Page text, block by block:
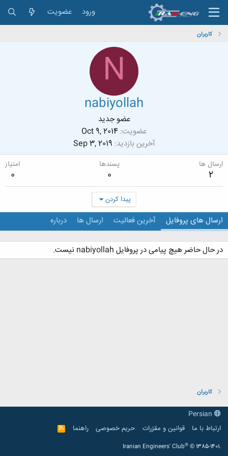
ورود عضویت
کاربران
N
nabiyollah
عضو جدید
عضویت Oct 9, 2014
آخرین بازدید Sep 3, 2019
ارسال ها
2
پسندها
0
امتیاز
0
پیدا کردن
ارسال های پروفایل آخرین فعالیت ارسال ها درباره
در حال حاضر هیچ پیامی در پروفایل nabiyollah نیست.
کاربران
ارتباط با ما
قوانین و مقرّرات حریم خصوصی راهنما
R
S
Iranian Engineers' Club® © 1385-1401.